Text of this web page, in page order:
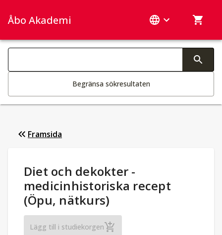
Åbo Akademi
Sök­kategorier
Begränsa sökresultaten
Framsida
Studieuppgifter:
Diet och dekokter -
medicinhistoriska recept
(Öpu, nätkurs)
Lägg till i studiekorgenDiet och dekokter - medicinhistoriska